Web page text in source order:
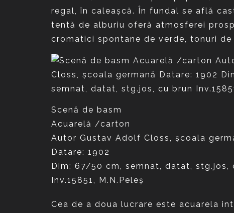
regal, în caleaşcă. În fundal se află
tentă de alburiu oferă atmosferei
cromatici spontane de verde, tonuri
Scenă de basm
Acuarelă /carton
Autor Gustav Adolf Closs, şcoala
Datare: 1902
Dim: 67/50 cm, semnat, datat, stg.jos,
Inv.15851, M.N.Peleş
Cea de a doua lucrare este acuarela